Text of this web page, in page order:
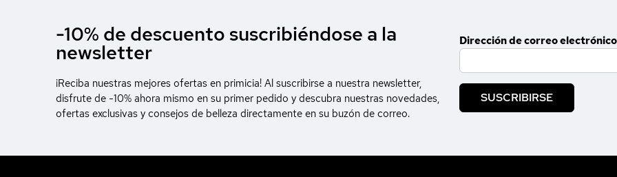
-10% de descuento suscribiéndose a la
newsletter
¡Reciba nuestras mejores ofertas en primicia! Al suscribirse a nuestra newsletter,
disfrute de -10% ahora mismo en su primer pedido y descubra nuestras novedades,
ofertas exclusivas y consejos de belleza directamente en su buzón de correo.
Dirección de correo electrónico
SUSCRIBIRSE